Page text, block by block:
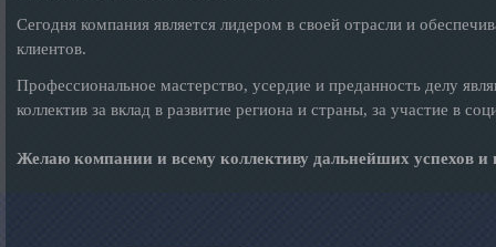
Сегодня компания является лидером в своей отрасли и
клиентов.
Профессиональное мастерство, усердие и преданность делу
коллектив за вклад в развитие региона и страны, за участие в
Желаю компании и всему коллективу дальнейших успехов и